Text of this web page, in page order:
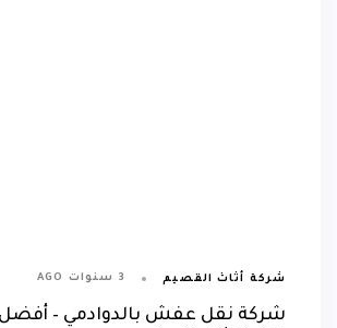
شركة أثاث القصيم 3 سنوات AGO
شركة نقل عفش بالدوادمي –